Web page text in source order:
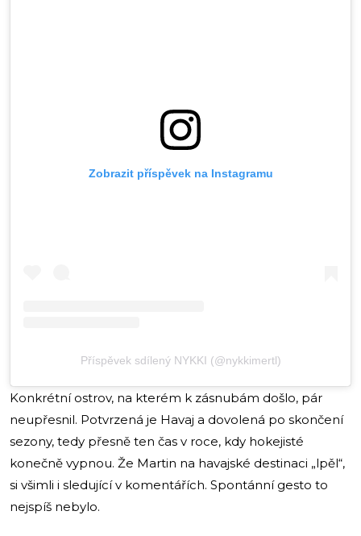
Zobrazit příspěvek na Instagramu
Příspěvek sdílený NYKKI (@nykkimertl)
Konkrétní ostrov, na kterém k zásnubám došlo, pár
neupřesnil. Potvrzená je Havaj a dovolená po skončení
sezony, tedy přesně ten čas v roce, kdy hokejisté
konečně vypnou. Že Martin na havajské destinaci „lpěl“,
si všimli i sledující v komentářích. Spontánní gesto to
nejspíš nebylo.